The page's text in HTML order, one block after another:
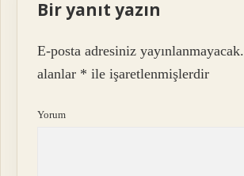
Bir yanıt yazın
E-posta adresiniz yayınlanmayacak.
alanlar * ile işaretlenmişlerdir
Yorum